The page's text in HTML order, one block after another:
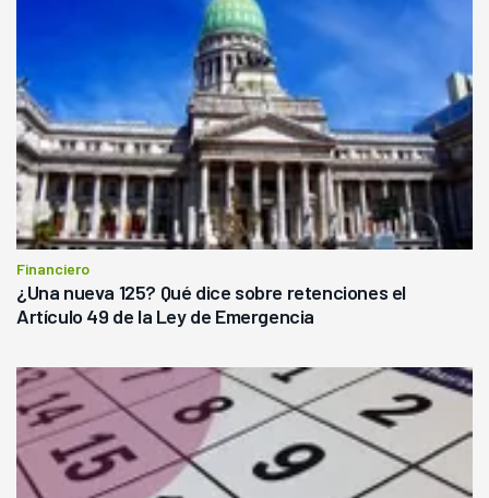
Financiero
¿Una nueva 125? Qué dice sobre retenciones el
Artículo 49 de la Ley de Emergencia